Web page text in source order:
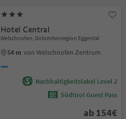
Hotel Central
Welschnofen, Dolomitenregion Eggental
54 m von Welschnofen Zentrum
Nachhaltigkeitslabel Level 2
Südtirol Guest Pass
ab 154€